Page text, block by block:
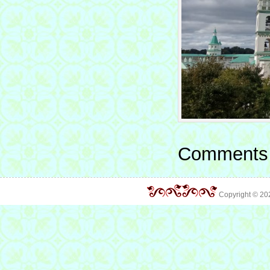
Copyright ©